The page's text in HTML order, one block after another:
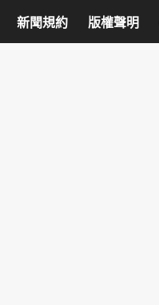
新聞規約 版權聲明